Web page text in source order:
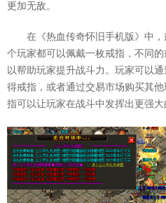
更加无敌。
在《热血传奇怀旧手机版》中
个玩家都可以佩戴一枚戒指，不同
以帮助玩家提升战斗力。玩家可以
得戒指，或者通过交易市场购买其
指可以让玩家在战斗中发挥出更强大